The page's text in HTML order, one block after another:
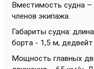
Вместимость судна
членов экипажа.
Габариты судна:
борта - 1,5 м,
Мощность главных